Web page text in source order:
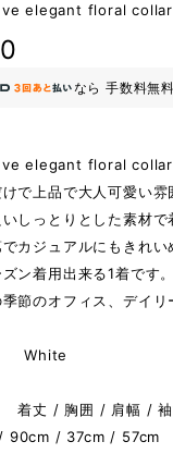
elegant floral
なら 手数料無
elegant floral
で上品で大人可愛い
しっとりとした素材で
カジュアルにもきれい
ン着用出来る1着です。
節のオフィス、デイ
White
着丈 / 胸囲 / 肩幅 / 袖
/ 37cm / 57cm